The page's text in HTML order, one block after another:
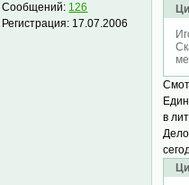
Сообщений: 126
Регистрация: 17.07.2006
в